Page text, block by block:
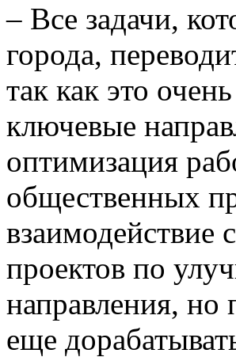
– Все задачи,
города,
так как это
ключевые
оптимизация
общественных
взаимодействие
проектов по
направления, но
еще